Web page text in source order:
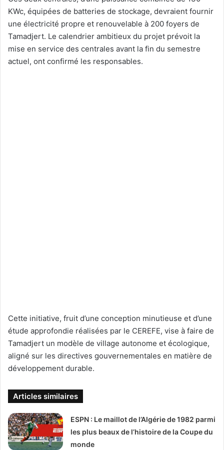
KWc, équipées de batteries de stockage, devraient fournir
une électricité propre et renouvelable à 200 foyers de
Tamadjert. Le calendrier ambitieux du projet prévoit la
mise en service des centrales avant la fin du semestre
actuel, ont confirmé les responsables.
Cette initiative, fruit d’une conception minutieuse et d’une
étude approfondie réalisées par le CEREFE, vise à faire de
Tamadjert un modèle de village autonome et écologique,
aligné sur les directives gouvernementales en matière de
développement durable.
Articles similaires
ESPN : Le maillot de l’Algérie de 1982 parmi
les plus beaux de l’histoire de la Coupe du
monde